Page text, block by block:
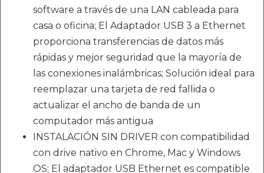
software a través de una LAN cableada para
casa o oficina; El Adaptador USB 3 a Ethernet
proporciona transferencias de datos más
rápidas y mejor seguridad que la mayoría de
las conexiones inalámbricas; Solución ideal para
reemplazar una tarjeta de red fallida o
actualizar el ancho de banda de un
computador más antigua
INSTALACIÓN SIN DRIVER con compatibilidad
con drive nativo en Chrome, Mac y Windows
OS; El adaptador USB Ethernet es compatible